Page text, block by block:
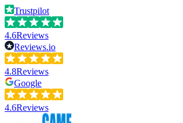
Trustpilot
4.6Reviews
Reviews.io
4.8Reviews
Google
4.6Reviews